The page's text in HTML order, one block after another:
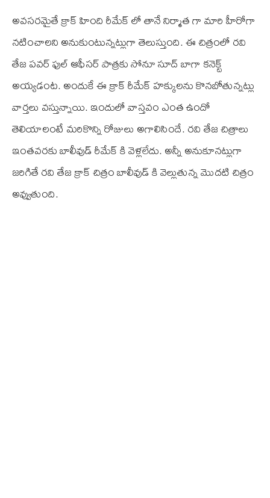
అవసరమైతే క్రాక్ హింది రీమేక్ లో తానే నిర్మాత గా మారి హీరోగా
నటించాలని అనుకుంటున్నట్లుగా తెలుస్తుంది. ఈ చిత్రంలో రవి
తేజ పవర్ ఫుల్ ఆఫీసర్ పాత్రకు సోనూ సూద్ బాగా కనెక్ట్
అయ్యడంట. అందుకే ఈ క్రాక్ రీమేక్ హక్కులను కొనబోతున్నట్లు
వార్తలు వస్తున్నాయి. ఇందులో వాస్తవం ఎంత ఉందో
తెలియాలంటే మరికొన్ని రోజులు అగాలిసిందే. రవి తేజ చిత్రాలు
ఇంతవరకు బాలీవుడ్ రీమేక్ కి వెళ్లలేదు. అన్నీ అనుకూనట్లుగా
జరిగితే రవి తేజ క్రాక్ చిత్రం బాలీవుడ్ కి వెల్లుతున్న మొదటి చిత్రం
అవ్వుతుంది.